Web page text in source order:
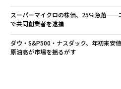
スーパーマイクロの株価、25％急落──
で共同創業者を逮捕
ダウ・S&P500・ナスダック、年初来
原油高が市場を揺るがす